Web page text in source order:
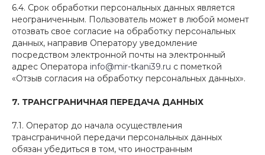
6.4. Срок обработки персональных данных является
неограниченным. Пользователь может в любой момент
отозвать свое согласие на обработку персональных
данных, направив Оператору уведомление
посредством электронной почты на электронный
адрес Оператора info@mir-tkani39.ru с пометкой
«Отзыв согласия на обработку персональных данных».
7. ТРАНСГРАНИЧНАЯ ПЕРЕДАЧА ДАННЫХ
7.1. Оператор до начала осуществления
трансграничной передачи персональных данных
обязан убедиться в том, что иностранным